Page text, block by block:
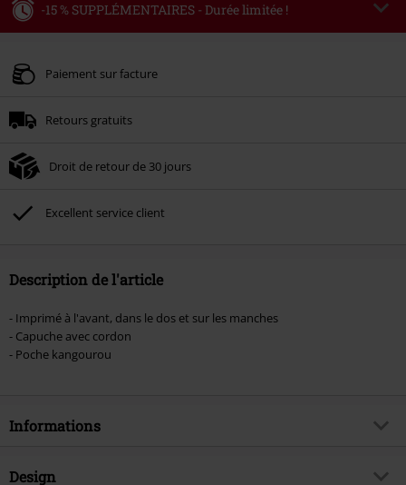
-15 % SUPPLÉMENTAIRES - Durée limitée !
Valable jusqu'au 09/08/2026
Une fois le code saisi, la réduction sera automatiquement déduite à la fin de
Non cumulable avec dautres promotions. Non valable sur : les livres, les
Broilers, Die Ärzte, Die Toten Hosen, Metality, les bons d'achat et les articles
incluant un don.
Paiement sur facture
Retours gratuits
Droit de retour de 30 jours
Excellent service client
Description de l'article
- Imprimé à l'avant, dans le dos et sur les manches
- Capuche avec cordon
- Poche kangourou
Informations
Article n°.
Design